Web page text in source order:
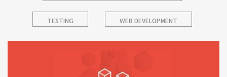
TESTING WEB DEVELOPMENT